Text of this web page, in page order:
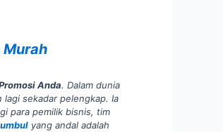
Murah
Anda. Dalam dunia
sekadar pelengkap. Ia
para pemilik bisnis, tim
yang andal adalah